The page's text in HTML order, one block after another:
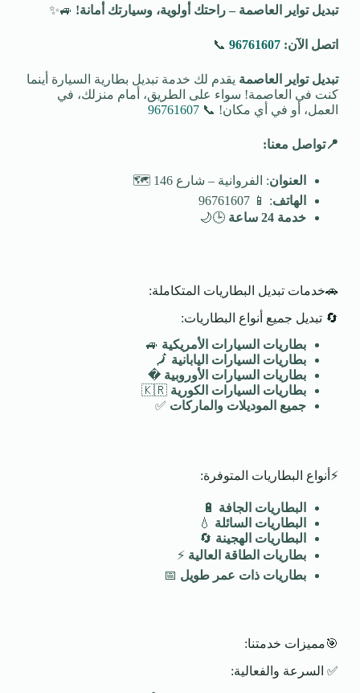
تبديل تواير العاصمة – راحتك أولوية، وسيارتك أمانة!
🚙✨
اتصل الآن: 96761607
📞
تبديل تواير العاصمة يقدم لك خدمة تبديل بطارية السيارة أينما
كنت في العاصمة! سواء على الطريق، أمام منزلك، في
العمل، أو في أي مكان! 📞 96761607
📍تواصل معنا:
العنوان: الفروانية – شارع 146 🗺️
الهاتف: 📱 96761607
خدمة 24 ساعة
🕒🌙
🚗خدمات تبديل البطاريات المتكاملة:
🔄 تبديل جميع أنواع البطاريات:
بطاريات السيارات الأمريكية 🚙
بطاريات السيارات اليابانية 🗾
بطاريات السيارات الأوروبية �️
بطاريات السيارات الكورية
جميع الموديلات والماركات ✅
⚡أنواع البطاريات المتوفرة:
البطاريات الجافة 🔋
البطاريات السائلة 💧
البطاريات الهجينة 🔄
بطاريات الطاقة العالية ⚡
بطاريات ذات عمر طويل 📅
🎯مميزات خدمتنا:
✅ السرعة والفعالية: